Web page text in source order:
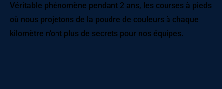
Véritable phénomène pendant 2 ans, les courses à pieds
où nous projetons de la poudre de couleurs à chaque
kilomètre n’ont plus de secrets pour nos équipes.